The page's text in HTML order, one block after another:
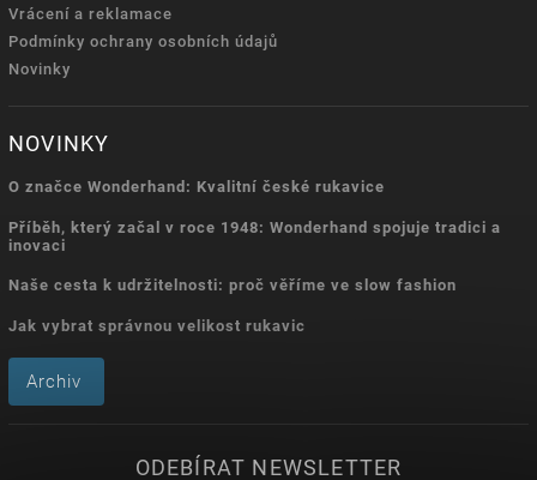
Vrácení a reklamace
Podmínky ochrany osobních údajů
Novinky
NOVINKY
O značce Wonderhand: Kvalitní české rukavice
Příběh, který začal v roce 1948: Wonderhand spojuje tradici a
inovaci
Naše cesta k udržitelnosti: proč věříme ve slow fashion
Jak vybrat správnou velikost rukavic
Archiv
ODEBÍRAT NEWSLETTER